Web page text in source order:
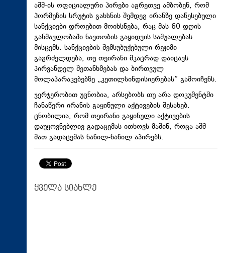
აშშ-ის ოფიციალური პირები აგრეთვე ამბობენ, რომ
ჰორმუზის სრუტის გახსნის შემდეგ ირანზე დაწესებული
სანქციები დროებით მოიხსნება, რაც მას 60 დღის
განმავლობაში ნავთობის გაყიდვის საშუალებას
მისცემს. სანქციების შემსუბუქებული რეჟიმი
გაგრძელდება, თუ თეირანი მკაცრად დაიცავს
პირვანდელ შეთანხმებას და ბირთვულ
მოლაპარაკებებზე „კეთილსინდისიერებას“ გამოიჩენს.
ჯერჯერობით უცნობია, არსებობს თუ არა დოკუმენტში
ჩანაწერი ირანის გაყინული აქტივების შესახებ.
ცნობილია, რომ თეირანი გაყინული აქტივების
დაუყოვნებლივ გადაცემას ითხოვს მაშინ, როცა აშშ
მათ გადაცემას ნაწილ-ნაწილ აპირებს.
ყველა სიახლე